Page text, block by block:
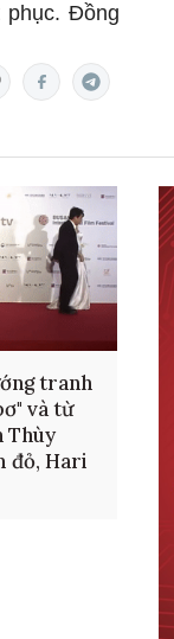
phục. Đồng
tranh
và từ
Thùy
đỏ, Hari